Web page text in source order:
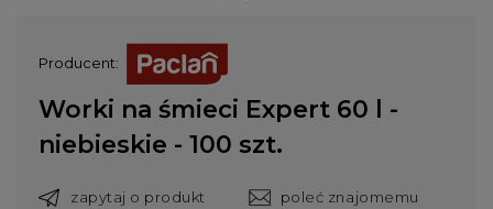
Producent:
Worki na śmieci Expert 60 l -
niebieskie - 100 szt.
zapytaj o produkt poleć znajomemu